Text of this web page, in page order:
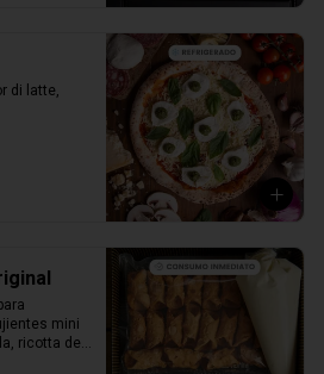
di latte,
mini
ricotta de